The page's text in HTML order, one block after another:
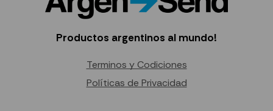
Productos argentinos al mundo!
Terminos y Codiciones
Políticas de Privacidad